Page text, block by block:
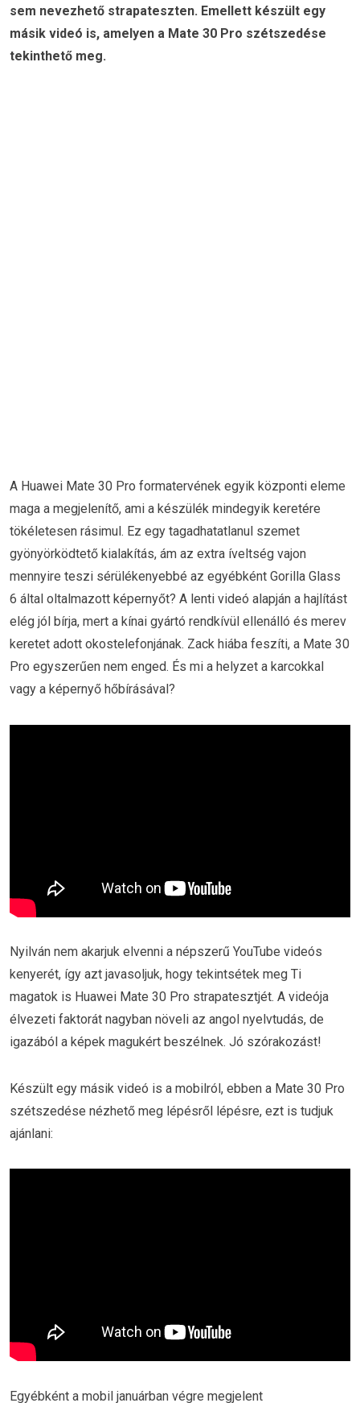
sem nevezhető strapateszten. Emellett készült egy
másik videó is, amelyen a Mate 30 Pro szétszedése
tekinthető meg.
A Huawei Mate 30 Pro formatervének egyik központi eleme
maga a megjelenítő, ami a készülék mindegyik keretére
tökéletesen rásimul. Ez egy tagadhatatlanul szemet
gyönyörködtető kialakítás, ám az extra íveltség vajon
mennyire teszi sérülékenyebbé az egyébként Gorilla Glass
6 által oltalmazott képernyőt? A lenti videó alapján a hajlítást
elég jól bírja, mert a kínai gyártó rendkívül ellenálló és merev
keretet adott okostelefonjának. Zack hiába feszíti, a Mate 30
Pro egyszerűen nem enged. És mi a helyzet a karcokkal
vagy a képernyő hőbírásával?
Nyilván nem akarjuk elvenni a népszerű YouTube videós
kenyerét, így azt javasoljuk, hogy tekintsétek meg Ti
magatok is Huawei Mate 30 Pro strapatesztjét. A videója
élvezeti faktorát nagyban növeli az angol nyelvtudás, de
igazából a képek magukért beszélnek. Jó szórakozást!
Készült egy másik videó is a mobilról, ebben a Mate 30 Pro
szétszedése nézhető meg lépésről lépésre, ezt is tudjuk
ajánlani:
Egyébként a mobil januárban végre megjelent